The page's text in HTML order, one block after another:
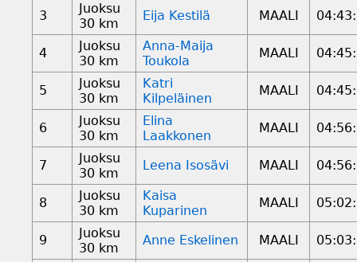
3
Juoksu
30 km
Eija Kestilä MAALI
4
Juoksu
30 km
Anna-Maija
Toukola
MAALI
5
Juoksu
30 km
Katri
Kilpeläinen
MAALI
6
Juoksu
30 km
Elina
Laakkonen
MAALI
7
Juoksu
30 km
Leena Isosävi MAALI
8
Juoksu
30 km
Kaisa
Kuparinen
MAALI
9
Juoksu
30 km
Anne Eskelinen MAALI